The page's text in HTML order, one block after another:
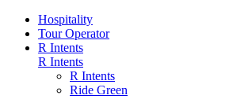
Hospitality
Tour Operator
R Intents
R Intents
R Intents
Ride Green